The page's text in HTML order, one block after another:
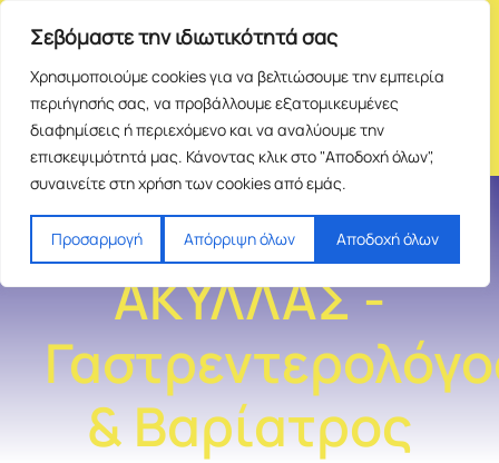
Σεβόμαστε την ιδιωτικότητά σας
Χρησιμοποιούμε cookies για να βελτιώσουμε την εμπειρία
περιήγησής σας, να προβάλλουμε εξατομικευμένες
διαφημίσεις ή περιεχόμενο και να αναλύουμε την
επισκεψιμότητά μας. Κάνοντας κλικ στο "Αποδοχή όλων",
συναινείτε στη χρήση των cookies από εμάς.
Προσαρμογή Απόρριψη όλων Αποδοχή όλων
ΑΝΑΓΝΩΣΤΙΔΗΣ
ΑΚΥΛΛΑΣ -
& Βαρίατρος